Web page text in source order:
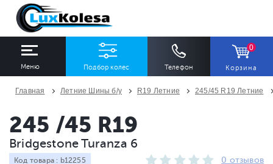
Меню Подбор колес Телефон
0
Корзина
Ширина Профиль
Главная Летние Шины б/у R19 Летние 245/45 R19 Летние
245 /45 R19
Bridgestone Turanza 6
Код товара : b12255 0 отзывов